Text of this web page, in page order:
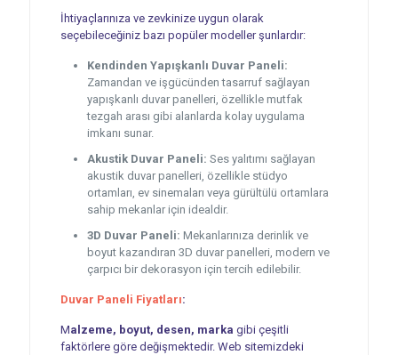
İhtiyaçlarınıza ve zevkinize uygun olarak
seçebileceğiniz bazı popüler modeller şunlardır:
Kendinden Yapışkanlı Duvar Paneli:
Zamandan ve işgücünden tasarruf sağlayan
yapışkanlı duvar panelleri, özellikle mutfak
tezgah arası gibi alanlarda kolay uygulama
imkanı sunar.
Akustik Duvar Paneli: Ses yalıtımı sağlayan
akustik duvar panelleri, özellikle stüdyo
ortamları, ev sinemaları veya gürültülü ortamlara
sahip mekanlar için idealdir.
3D Duvar Paneli: Mekanlarınıza derinlik ve
boyut kazandıran 3D duvar panelleri, modern ve
çarpıcı bir dekorasyon için tercih edilebilir.
Duvar Paneli Fiyatları:
Malzeme, boyut, desen, marka gibi çeşitli
faktörlere göre değişmektedir. Web sitemizdeki